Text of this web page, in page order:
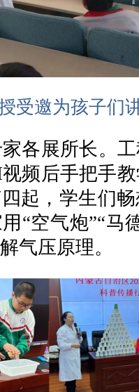
受邀为孩子们
各展所长。
频后手把手
起，学生们
“空气炮”“马
气压原理。